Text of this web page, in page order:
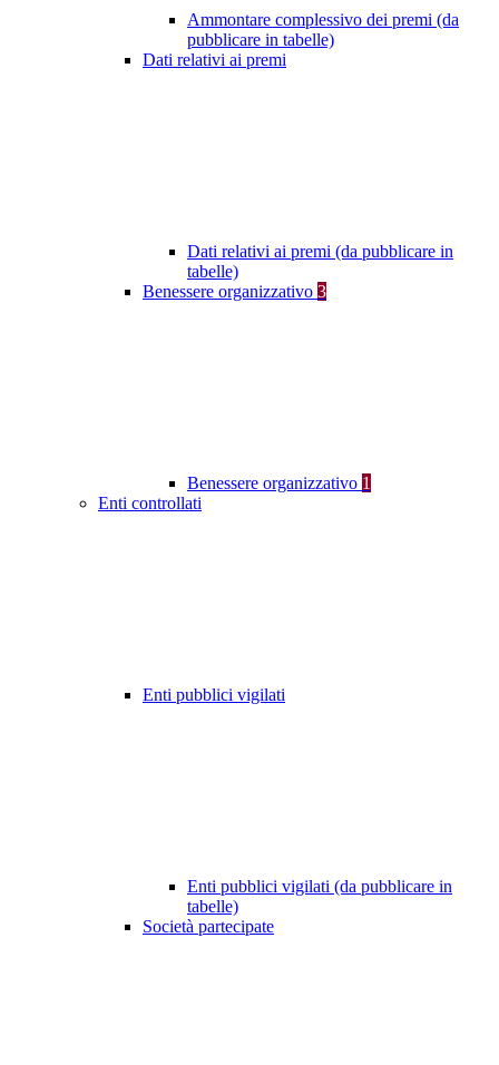
Ammontare complessivo dei premi (da
pubblicare in tabelle)
Dati relativi ai premi
Dati relativi ai premi (da pubblicare in
tabelle)
Benessere organizzativo 3
Benessere organizzativo 1
Enti controllati
Enti pubblici vigilati
Enti pubblici vigilati (da pubblicare in
tabelle)
Società partecipate